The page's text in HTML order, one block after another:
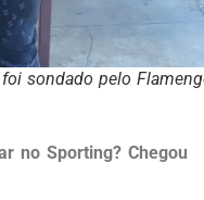
sondado pelo
no Sporting? Chegou